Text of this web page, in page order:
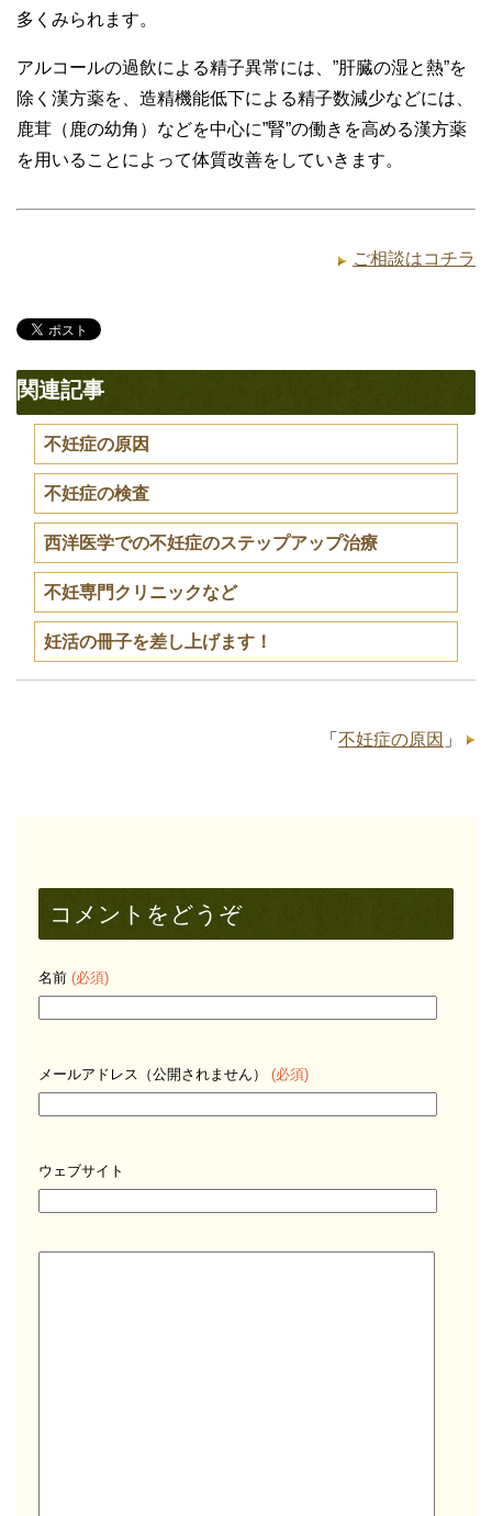
多くみられます。
アルコールの過飲による精子異常には、”肝臓の湿と熱”を
除く漢方薬を、造精機能低下による精子数減少などには、
鹿茸（鹿の幼角）などを中心に”腎”の働きを高める漢方薬
を用いることによって体質改善をしていきます。
ご相談はコチラ
関連記事
不妊症の原因
不妊症の検査
西洋医学での不妊症のステップアップ治療
不妊専門クリニックなど
妊活の冊子を差し上げます！
「 不妊症の原因 」
コメントをどうぞ
名前 (必須)
メールアドレス（公開されません） (必須)
ウェブサイト